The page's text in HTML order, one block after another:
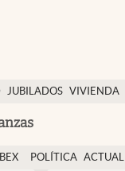
JUBILADOS VIVIENDA
IBEX
POLÍTICA